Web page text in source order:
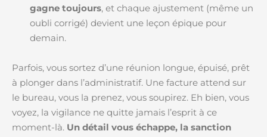
gagne toujours, et chaque ajustement (même un
oubli corrigé) devient une leçon épique pour
demain.
Parfois, vous sortez d’une réunion longue, épuisé, prêt
à plonger dans l’administratif. Une facture attend sur
le bureau, vous la prenez, vous soupirez. Eh bien, vous
voyez, la vigilance ne quitte jamais l’esprit à ce
moment-là. Un détail vous échappe, la sanction